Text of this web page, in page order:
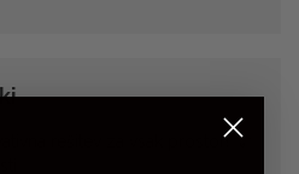
rešitev za vsak prostor! 💡